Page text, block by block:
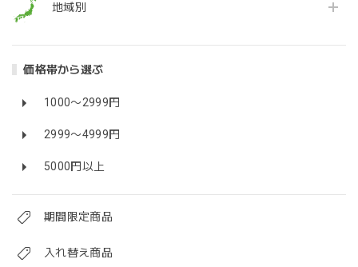
地域別
価格帯から選ぶ
1000〜2999円
2999〜4999円
5000円以上
期間限定商品
入れ替え商品